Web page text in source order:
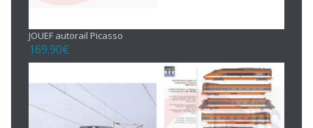
JOUEF autorail Picasso
169.90€